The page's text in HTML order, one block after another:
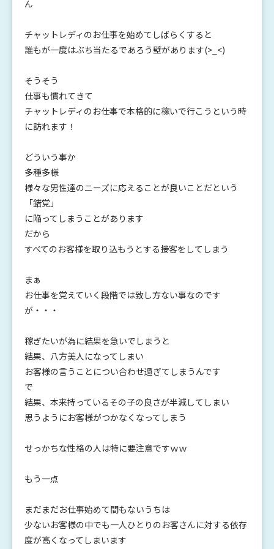
ん
チャットレディのお仕事を始めてしばらくすると
誰もが一度はぶち当たるであろう壁があります(>_<)
そうそう
仕事も慣れてきて
チャットレディのお仕事で本格的に稼いで行こうという時
に訪れます！
どういう事か
多種多様
様々な男性達のニーズに応えることが良いことだという
「錯覚」
に陥ってしまうことがあります
だから
すべてのお客様を取り込もうとする接客をしてしまう
まぁ
お仕事を覚えていく段階では致し方ない事なのです
が・・・
稼ぎたいが為に結果を急いでしまうと
結果、八方美人になってしまい
お客様の言うことについ合わせ過ぎてしまうんです
で
結果、本来持っているその子の良さが半減してしまい
思うようにお客様がつかなくなってしまう
せっかちな性格の人は特に要注意ですｗｗ
もう一点
まだまだお仕事始めて間もないうちは
少ないお客様の中でも一人ひとりのお客さんに対する依存
度が高くなってしまいます